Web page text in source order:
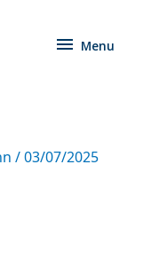
Menu
/03/07/2025